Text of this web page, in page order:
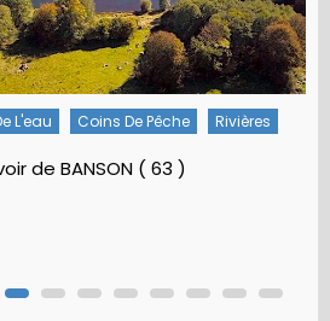
L'eau Coins De Pêche Rivières
de BANSON ( 63 )